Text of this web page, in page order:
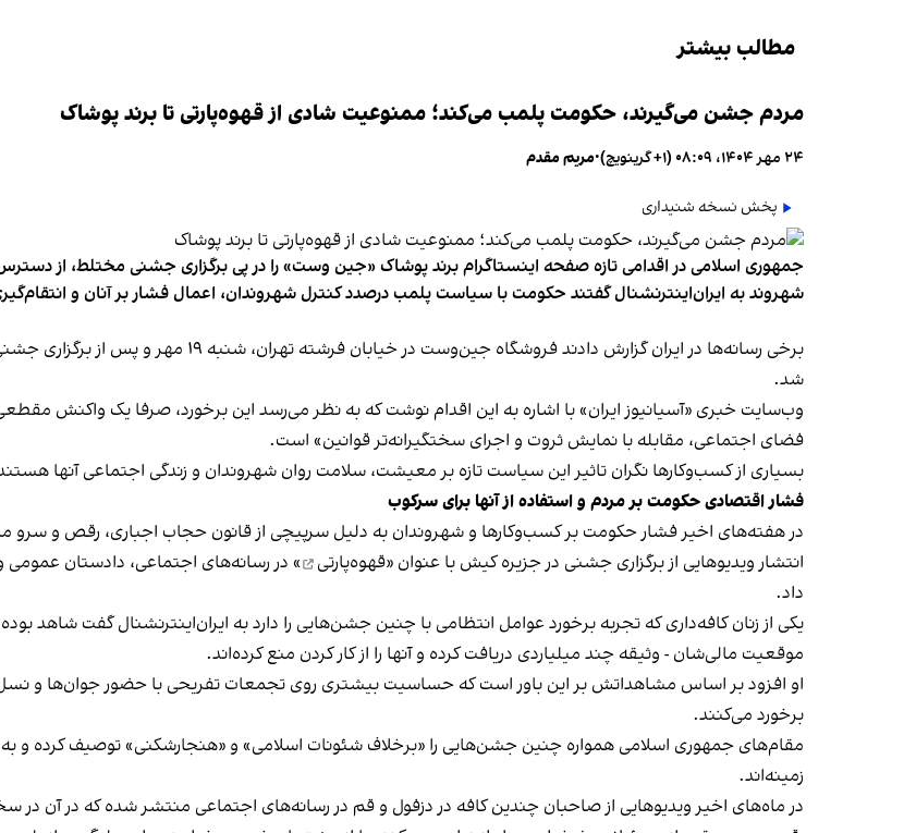
مطالب بیشتر
مردم جشن می‌گیرند، حکومت پلمب می‌کند؛ ممنوعیت شادی از قهوه‌پارتی تا برند پوشاک
۲۴ مهر ۱۴۰۴، ۰۸:۰۹ (‎+۱ گرینویچ) •مریم مقدم
پخش نسخه شنیداری
جمهوری اسلامی در اقدامی تازه صفحه اینستاگرام برند پوشاک «جین وست» را در پی برگزاری جشنی مختلط، از
شهروند به ایران‌اینترنشنال گفتند حکومت با سیاست پلمب درصدد کنترل شهروندان، اعمال فشار بر آنان و
شد.
وب‌سایت خبری «آسیانیوز ایران» با اشاره به این اقدام نوشت که به نظر می‌رسد این برخورد، صرفا یک واکنش
فضای اجتماعی، مقابله با نمایش ثروت و اجرای سختگیرانه‌تر قوانین» است.
بسیاری از کسب‌وکارها نگران تاثیر این سیاست‌ تازه بر معیشت، سلامت روان شهروندان و زندگی اجتماعی آنها
فشار اقتصادی حکومت بر مردم و استفاده از آنها برای سرکوب
در هفته‌های اخیر فشار حکومت بر کسب‌وکارها و شهروندان به دلیل سرپیچی از قانون حجاب اجباری، رقص و سرو
انتشار ویدیوهایی از برگزاری جشنی در جزیره کیش با عنوان «قهوه‌پارتی
» در رسانه‌های اجتماعی، دادستان عمومی
داد.
یکی از زنان کافه‌داری که تجربه برخورد عوامل انتظامی با چنین جشن‌هایی را دارد به ایران‌اینترنشنال گفت شاهد
موقعیت مالی‌شان - وثیقه چند میلیاردی دریافت کرده و آنها را از کار کردن منع کرده‌اند.
او افزود بر اساس مشاهداتش بر این باور است که حساسیت بیشتری روی تجمعات تفریحی با حضور جوان‌ها و نسل
برخورد می‌کنند.
مقام‌های جمهوری اسلامی همواره چنین جشن‌هایی را «برخلاف شئونات اسلامی» و «هنجارشکنی» توصیف کرده و به
زمینه‌اند.
در ماه‌های اخیر ویدیوهایی از صاحبان چندین کافه در دزفول و قم در رسانه‌های اجتماعی منتشر شده که در آن در